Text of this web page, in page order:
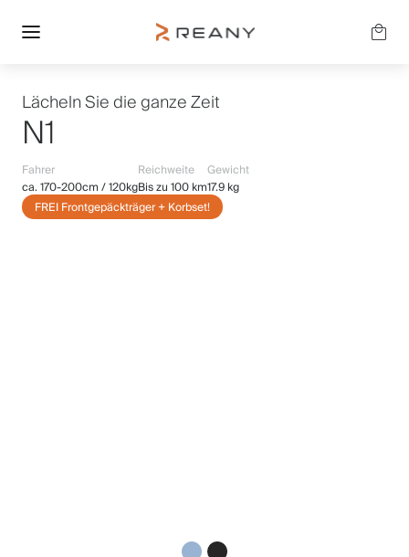
Lächeln Sie die ganze Zeit
N1
Fahrer
ca. 170-200cm / 120kg
Reichweite
Bis zu 100 km
Gewicht
17.9 kg
FREI Frontgepäckträger + Korbset!